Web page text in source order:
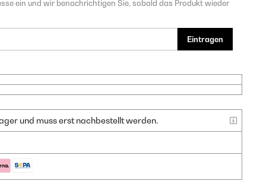
ein und wir benachrichtigen Sie, sobald das Produkt wieder
Eintragen
und muss erst nachbestellt werden.